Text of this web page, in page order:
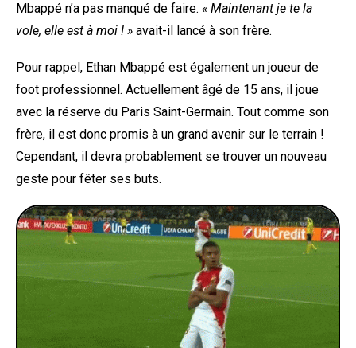
Mbappé n’a pas manqué de faire. « Maintenant je te la
vole, elle est à moi ! » avait-il lancé à son frère.
Pour rappel, Ethan Mbappé est également un joueur de
foot professionnel. Actuellement âgé de 15 ans, il joue
avec la réserve du Paris Saint-Germain. Tout comme son
frère, il est donc promis à un grand avenir sur le terrain !
Cependant, il devra probablement se trouver un nouveau
geste pour fêter ses buts.